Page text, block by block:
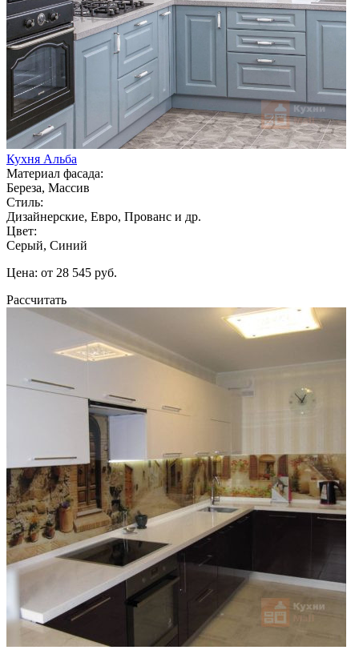
Кухня Альба
Материал фасада:
Береза, Массив
Стиль:
Дизайнерские, Евро, Прованс и др.
Цвет:
Серый, Синий
Цена: от 28 545 руб.
Рассчитать